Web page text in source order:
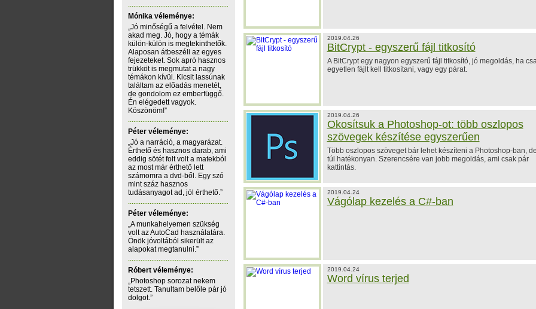
Mónika véleménye:
„Jó minőségű a felvétel. Nem
akad meg. Jó, hogy a témák
külön-külön is megtekinthetők.
Alaposan átbeszéli az egyes
fejezeteket. Sok apró hasznos
trükköt is megmutat a nagy
témákon kívül. Kicsit lassúnak
találtam az előadás menetét,
de gondolom ez emberfüggő.
Én elégedett vagyok.
Köszönöm!”
Péter véleménye:
„Jó a narráció, a magyarázat.
Érthető és hasznos darab, ami
eddig sötét folt volt a matekból
az most már érthető lett
számomra a dvd-ből. Egy szó
mint száz hasznos
tudásanyagot ad, jól érthető.”
Péter véleménye:
„A munkahelyemen szükség
volt az AutoCad használatára.
Önök jóvoltából sikerült az
alapokat megtanulni.”
Róbert véleménye:
„Photoshop sorozat nekem
tetszett. Tanultam belőle pár jó
dolgot.”
2019.04.26
BitCrypt - egyszerű fájl titkosító
A BitCrypt egy nagyon egyszerű fájl titkosító, jó megoldás, ha
egyetlen fájlt kell titkosítani, vagy egy párat.
2019.04.26
Okosítsuk a Photoshop-ot: több oszlopos
szövegek készítése egyszerűen
Több oszlopos szöveget bár lehet készíteni a Photoshop-ban,
túl hatékonyan. Szerencsére van jobb megoldás, ami csak pár
kattintás.
2019.04.24
Vágólap kezelés a C#-ban
2019.04.24
Word vírus terjed